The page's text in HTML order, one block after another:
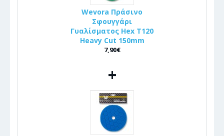
Wevora Πράσινο
Σφουγγάρι
Γυαλίσματος Hex T120
Heavy Cut 150mm
7,90€
+